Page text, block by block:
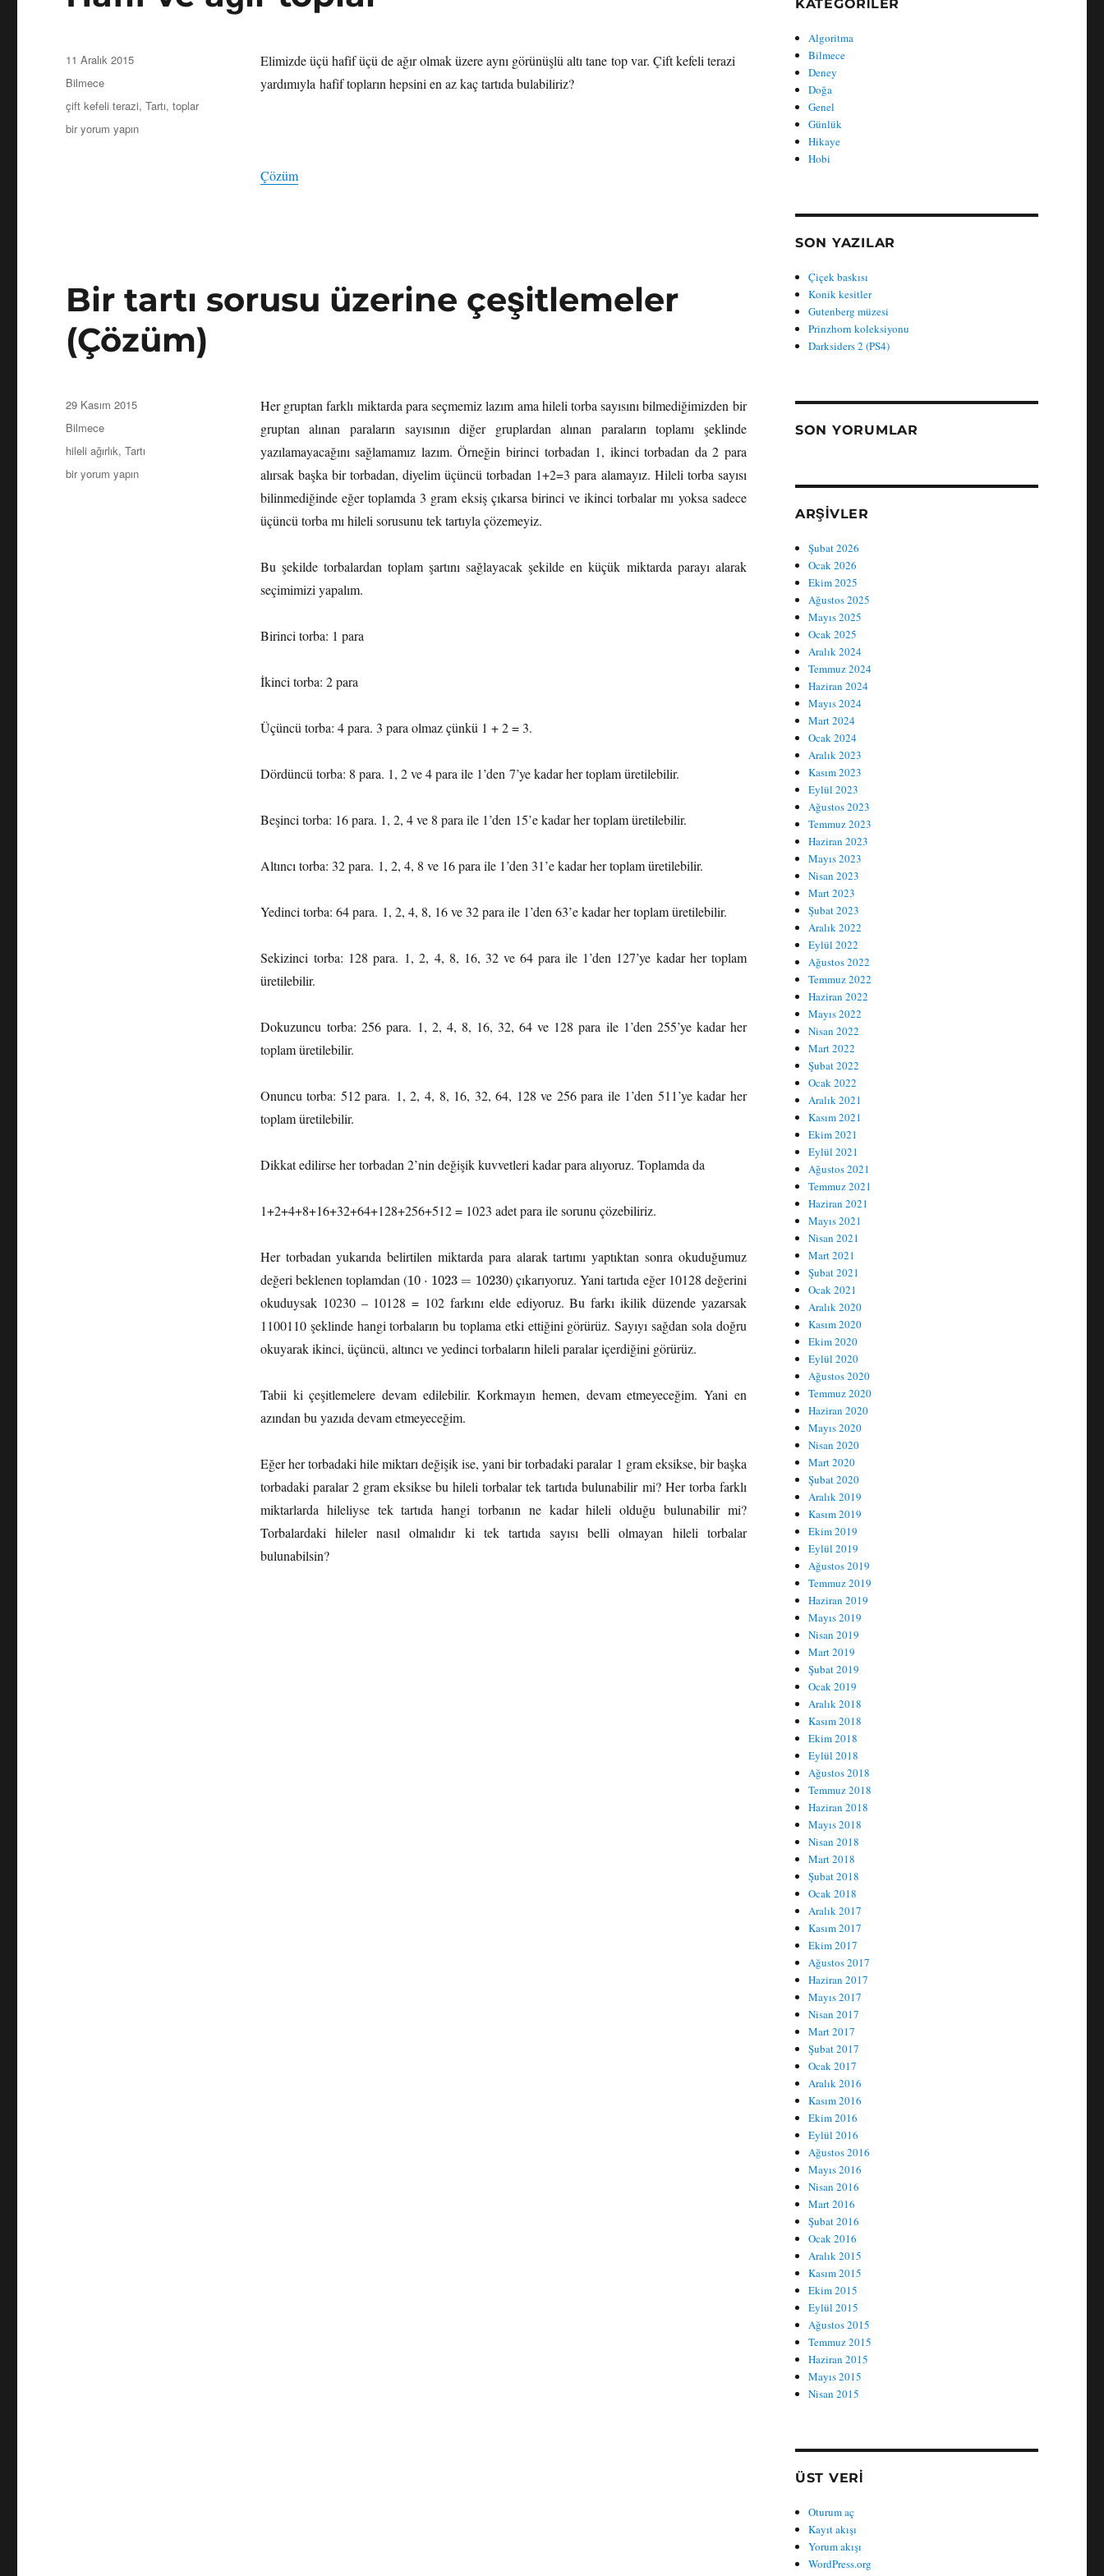
Elimizde üçü hafif üçü de ağır olmak üzere aynı görünüşlü altı tane top var. Çift kefeli terazi
yardımıyla hafif topların hepsini en az kaç tartıda bulabiliriz?
Çözüm
Yayın
tarihi
11 Aralık 2015
Kategoriler
Bilmece
Etiketler
çift kefeli terazi,Tartı,toplar
Hafif
bir yorum yapın
Bir tartı sorusu üzerine çeşitlemeler
(Çözüm)
Her gruptan farklı miktarda para seçmemiz lazım ama hileli torba sayısını bilmediğimizden bir
gruptan alınan paraların sayısının diğer gruplardan alınan paraların toplamı şeklinde
yazılamayacağını sağlamamız lazım. Örneğin birinci torbadan 1, ikinci torbadan da 2 para
alırsak başka bir torbadan, diyelim üçüncü torbadan 1+2=3 para alamayız. Hileli torba sayısı
bilinmediğinde eğer toplamda 3 gram eksiş çıkarsa birinci ve ikinci torbalar mı yoksa sadece
üçüncü torba mı hileli sorusunu tek tartıyla çözemeyiz.
Bu şekilde torbalardan toplam şartını sağlayacak şekilde en küçük miktarda parayı alarak
seçimimizi yapalım.
Birinci torba: 1 para
İkinci torba: 2 para
Üçüncü torba: 4 para. 3 para olmaz çünkü 1 + 2 = 3.
Dördüncü torba: 8 para. 1, 2 ve 4 para ile 1’den 7’ye kadar her toplam üretilebilir.
Beşinci torba: 16 para. 1, 2, 4 ve 8 para ile 1’den 15’e kadar her toplam üretilebilir.
Altıncı torba: 32 para. 1, 2, 4, 8 ve 16 para ile 1’den 31’e kadar her toplam üretilebilir.
Yedinci torba: 64 para. 1, 2, 4, 8, 16 ve 32 para ile 1’den 63’e kadar her toplam üretilebilir.
Sekizinci torba: 128 para. 1, 2, 4, 8, 16, 32 ve 64 para ile 1’den 127’ye kadar her toplam
üretilebilir.
Dokuzuncu torba: 256 para. 1, 2, 4, 8, 16, 32, 64 ve 128 para ile 1’den 255’ye kadar her
toplam üretilebilir.
Onuncu torba: 512 para. 1, 2, 4, 8, 16, 32, 64, 128 ve 256 para ile 1’den 511’ye kadar her
toplam üretilebilir.
Dikkat edilirse her torbadan 2’nin değişik kuvvetleri kadar para alıyoruz. Toplamda da
1+2+4+8+16+32+64+128+256+512 = 1023 adet para ile sorunu çözebiliriz.
Her torbadan yukarıda belirtilen miktarda para alarak tartımı yaptıktan sonra okuduğumuz
değeri beklenen toplamdan (10 ⋅ 1023 = 10230) çıkarıyoruz. Yani tartıda eğer 10128 değerini
okuduysak 10230 – 10128 = 102 farkını elde ediyoruz. Bu farkı ikilik düzende yazarsak
1100110 şeklinde hangi torbaların bu toplama etki ettiğini görürüz. Sayıyı sağdan sola doğru
okuyarak ikinci, üçüncü, altıncı ve yedinci torbaların hileli paralar içerdiğini görürüz.
Tabii ki çeşitlemelere devam edilebilir. Korkmayın hemen, devam etmeyeceğim. Yani en
azından bu yazıda devam etmeyeceğim.
Eğer her torbadaki hile miktarı değişik ise, yani bir torbadaki paralar 1 gram eksikse, bir başka
torbadaki paralar 2 gram eksikse bu hileli torbalar tek tartıda bulunabilir mi? Her torba farklı
miktarlarda hileliyse tek tartıda hangi torbanın ne kadar hileli olduğu bulunabilir mi?
Torbalardaki hileler nasıl olmalıdır ki tek tartıda sayısı belli olmayan hileli torbalar
bulunabilsin?
Yayın
tarihi
29 Kasım 2015
Kategoriler
Bilmece
Etiketler
hileli ağırlık,Tartı
Bir
bir yorum yapın
KATEGORILER
Algoritma
Bilmece
Deney
Doğa
Genel
Günlük
Hikaye
Hobi
SON YAZILAR
Çiçek baskısı
Konik kesitler
Gutenberg müzesi
Prinzhorn koleksiyonu
Darksiders 2 (PS4)
SON YORUMLAR
ARŞIVLER
Şubat 2026
Ocak 2026
Ekim 2025
Ağustos 2025
Mayıs 2025
Ocak 2025
Aralık 2024
Temmuz 2024
Haziran 2024
Mayıs 2024
Mart 2024
Ocak 2024
Aralık 2023
Kasım 2023
Eylül 2023
Ağustos 2023
Temmuz 2023
Haziran 2023
Mayıs 2023
Nisan 2023
Mart 2023
Şubat 2023
Aralık 2022
Eylül 2022
Ağustos 2022
Temmuz 2022
Haziran 2022
Mayıs 2022
Nisan 2022
Mart 2022
Şubat 2022
Ocak 2022
Aralık 2021
Kasım 2021
Ekim 2021
Eylül 2021
Ağustos 2021
Temmuz 2021
Haziran 2021
Mayıs 2021
Nisan 2021
Mart 2021
Şubat 2021
Ocak 2021
Aralık 2020
Kasım 2020
Ekim 2020
Eylül 2020
Ağustos 2020
Temmuz 2020
Haziran 2020
Mayıs 2020
Nisan 2020
Mart 2020
Şubat 2020
Aralık 2019
Kasım 2019
Ekim 2019
Eylül 2019
Ağustos 2019
Temmuz 2019
Haziran 2019
Mayıs 2019
Nisan 2019
Mart 2019
Şubat 2019
Ocak 2019
Aralık 2018
Kasım 2018
Ekim 2018
Eylül 2018
Ağustos 2018
Temmuz 2018
Haziran 2018
Mayıs 2018
Nisan 2018
Mart 2018
Şubat 2018
Ocak 2018
Aralık 2017
Kasım 2017
Ekim 2017
Ağustos 2017
Haziran 2017
Mayıs 2017
Nisan 2017
Mart 2017
Şubat 2017
Ocak 2017
Aralık 2016
Kasım 2016
Ekim 2016
Eylül 2016
Ağustos 2016
Mayıs 2016
Nisan 2016
Mart 2016
Şubat 2016
Ocak 2016
Aralık 2015
Kasım 2015
Ekim 2015
Eylül 2015
Ağustos 2015
Temmuz 2015
Haziran 2015
Mayıs 2015
Nisan 2015
ÜST VERI
Oturum aç
Kayıt akışı
Yorum akışı
WordPress.org